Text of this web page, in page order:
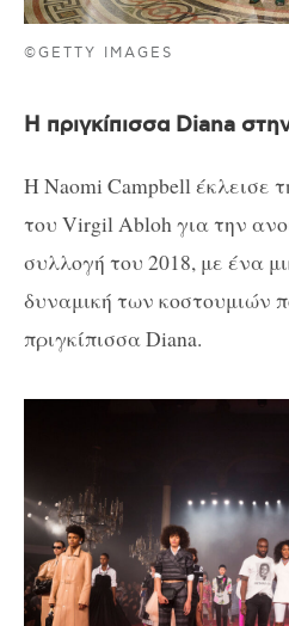
©GETTY IMAGES
Η πριγκίπισσα Diana
Η Naomi Campbell έκλεισε
του Virgil Abloh για την
συλλογή του 2018, με ένα
δυναμική των κοστουμιών
πριγκίπισσα Diana.